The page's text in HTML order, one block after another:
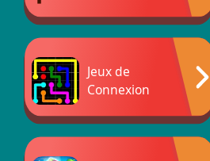
Jeux de
Connexion